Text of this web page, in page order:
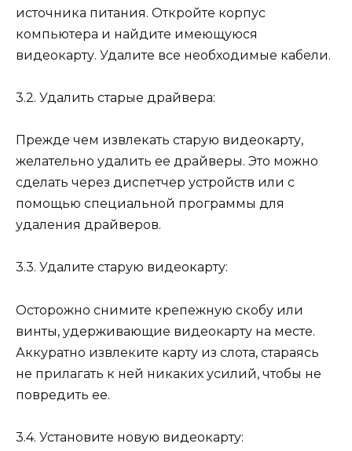
источника питания. Откройте корпус
компьютера и найдите имеющуюся
видеокарту. Удалите все необходимые кабели.
3.2. Удалить старые драйвера:
Прежде чем извлекать старую видеокарту,
желательно удалить ее драйверы. Это можно
сделать через диспетчер устройств или с
помощью специальной программы для
удаления драйверов.
3.3. Удалите старую видеокарту:
Осторожно снимите крепежную скобу или
винты, удерживающие видеокарту на месте.
Аккуратно извлеките карту из слота, стараясь
не прилагать к ней никаких усилий, чтобы не
повредить ее.
3.4. Установите новую видеокарту: